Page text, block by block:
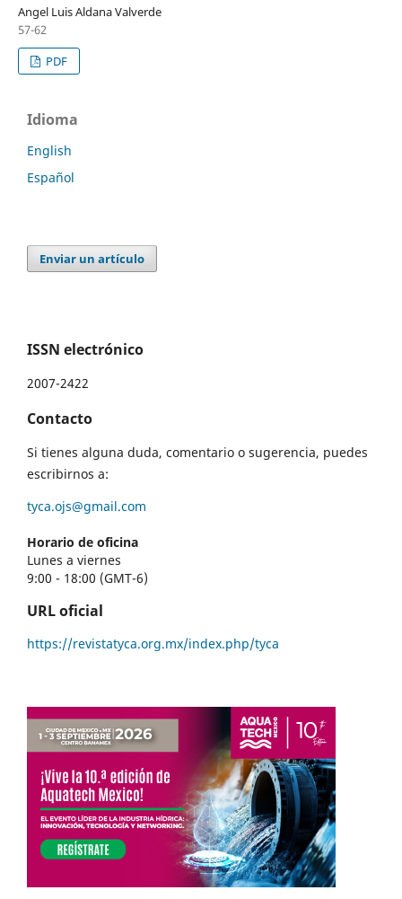
Angel Luis Aldana Valverde
57-62
PDF
Idioma
English
Español
Enviar un artículo
ISSN electrónico
2007-2422
Contacto
Si tienes alguna duda, comentario o sugerencia, puedes
escribirnos a:
tyca.ojs@gmail.com
Horario de oficina
Lunes a viernes
9:00 - 18:00 (GMT-6)
URL oficial
https://revistatyca.org.mx/index.php/tyca